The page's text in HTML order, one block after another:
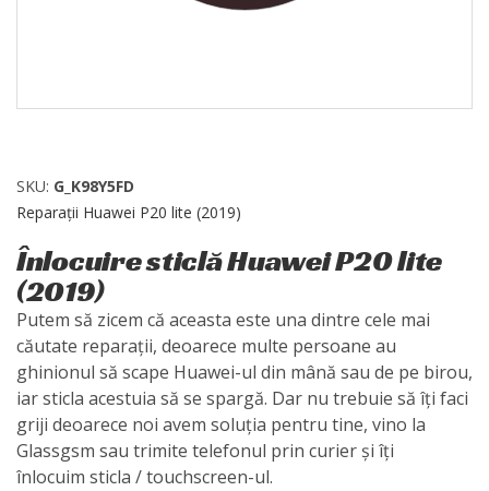
SKU: G_K98Y5FD
Reparații Huawei P20 lite (2019)
Înlocuire sticlă Huawei P20 lite
(2019)
Putem să zicem că aceasta este una dintre cele mai
căutate reparații, deoarece multe persoane au
ghinionul să scape Huawei-ul din mână sau de pe birou,
iar sticla acestuia să se spargă. Dar nu trebuie să îți faci
griji deoarece noi avem soluția pentru tine, vino la
Glassgsm sau trimite telefonul prin curier și îți
înlocuim sticla / touchscreen-ul.